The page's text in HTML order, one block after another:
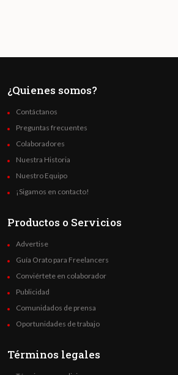
¿Quienes somos?
Contáctanos
Preguntas frecuentes
Colaboradores
Nuestra Historia
Nuestro Equipo
¡Sigamos en contacto!
Productos o Servicios
Advertise
Guía Orato para Freelancers
Conviértete en colaborador
Publicidad
Comunidados de prensa
Oportunidades de trabajo
Términos legales